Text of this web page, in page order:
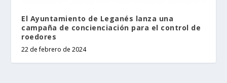
El Ayuntamiento de Leganés lanza una
campaña de concienciación para el control de
roedores
22 de febrero de 2024